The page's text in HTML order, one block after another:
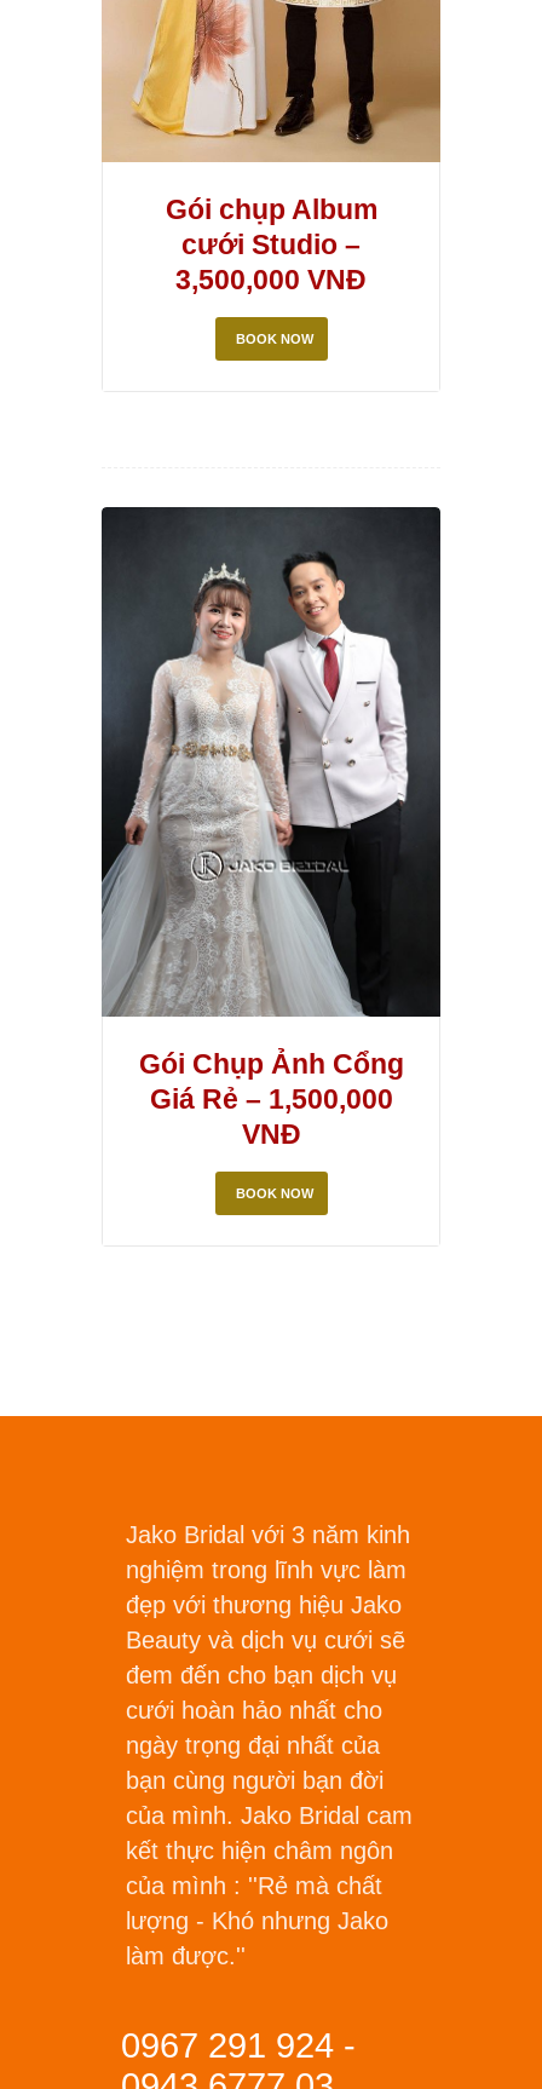
Gói chụp Album
cưới Studio –
3,500,000 VNĐ
BOOK NOW
Gói Chụp Ảnh Cổng
Giá Rẻ – 1,500,000
VNĐ
BOOK NOW
Jako Bridal với 3 năm kinh
nghiệm trong lĩnh vực làm
đẹp với thương hiệu Jako
Beauty và dịch vụ cưới sẽ
đem đến cho bạn dịch vụ
cưới hoàn hảo nhất cho
ngày trọng đại nhất của
bạn cùng người bạn đời
của mình. Jako Bridal cam
kết thực hiện châm ngôn
của mình : ''Rẻ mà chất
lượng - Khó nhưng Jako
làm được.''
0967 291 924 -